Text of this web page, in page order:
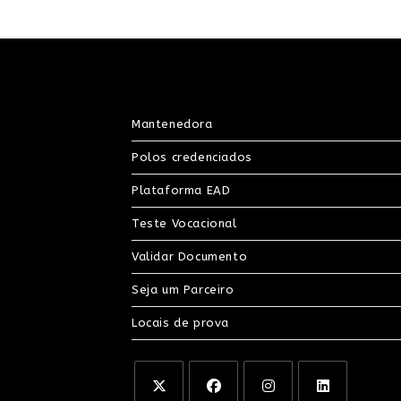
Mantenedora
Polos credenciados
Plataforma EAD
Teste Vocacional
Validar Documento
Seja um Parceiro
Locais de prova